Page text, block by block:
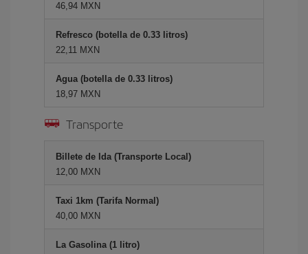
46,94 MXN
Refresco (botella de 0.33 litros)
22,11 MXN
Agua (botella de 0.33 litros)
18,97 MXN
Transporte
Billete de Ida (Transporte Local)
12,00 MXN
Taxi 1km (Tarifa Normal)
40,00 MXN
La Gasolina (1 litro)